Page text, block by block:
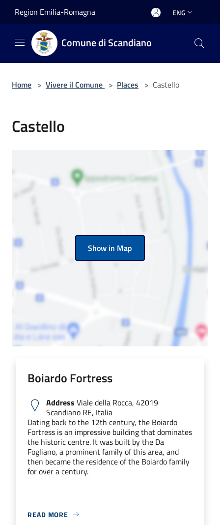
Region Emilia-Romagna ENG
Comune di Scandiano
Home > Vivere il Comune > Places > Castello
Castello
Show in Map
Boiardo Fortress
Address Viale della Rocca, 42019
Scandiano RE, Italia
Dating back to the 12th century, the Boiardo
Fortress is an impressive building that dominates
the historic centre. It was built by the Da
Fogliano, a prominent family of this area, and
then became the residence of the Boiardo family
for over a century.
READ MORE